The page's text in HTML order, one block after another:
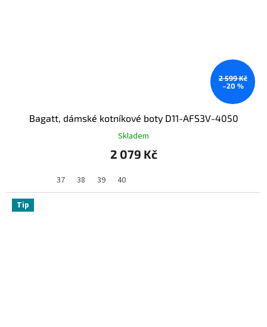
2 599 Kč
–20 %
Bagatt, dámské kotníkové boty D11-AFS3V-4050
Skladem
2 079 Kč
37 38 39 40
Tip